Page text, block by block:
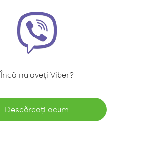
Încă nu aveți Viber?
Descărcați acum